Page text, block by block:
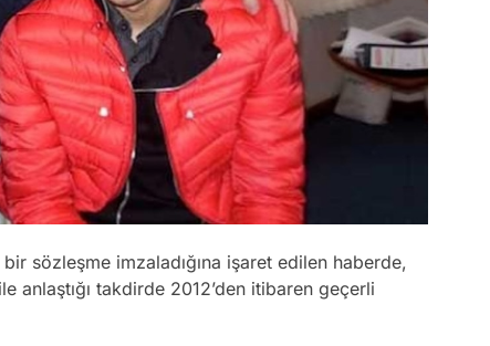
sözleşme imzaladığına işaret edilen haberde,
anlaştığı takdirde 2012’den itibaren geçerli